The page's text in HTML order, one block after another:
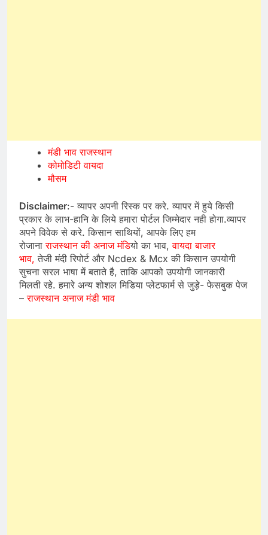
मंडी भाव राजस्थान
कोमोडिटी वायदा
मौसम
Disclaimer:- व्यापर अपनी रिस्क पर करे. व्यापर में हुये किसी
प्रकार के लाभ-हानि के लिये हमारा पोर्टल जिम्मेदार नही होगा.व्यापर
अपने विवेक से करे. किसान साथियों, आपके लिए हम
रोजानाराजस्थान की अनाज मंडियो का भाव, वायदा बाजार
भाव, तेजी मंदी रिपोर्ट और Ncdex & Mcx की किसान उपयोगी
सुचना सरल भाषा में बताते है, ताकि आपको उपयोगी जानकारी
मिलती रहे. हमारे अन्य शोशल मिडिया प्लेटफार्म से जुड़े- फेसबुक पेज
–राजस्थान अनाज मंडी भाव